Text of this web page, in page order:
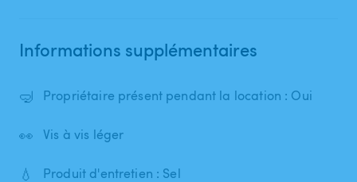
Informations supplémentaires
🤿 Propriétaire présent pendant la location : Oui
👀 Vis à vis léger
💧 Produit d'entretien : Sel